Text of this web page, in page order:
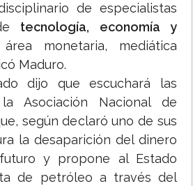
de especialistas
tecnología, economía y
monetaria, mediática
Maduro.
dijo que escuchará las
Asociación Nacional de
según declaró uno de sus
la desaparición del dinero
y propone al Estado
de petróleo a través del